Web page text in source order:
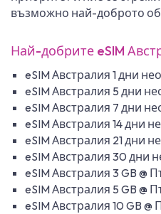
възможно най-доброто
Най-добрите eSIM
eSIM Австралия 1 дни
eSIM Австралия 5 дни
eSIM Австралия 7 дни
eSIM Австралия 14 дни
eSIM Австралия 21 дни
eSIM Австралия 30 дни
eSIM Австралия 3 GB @
eSIM Австралия 5 GB @
eSIM Австралия 10 GB